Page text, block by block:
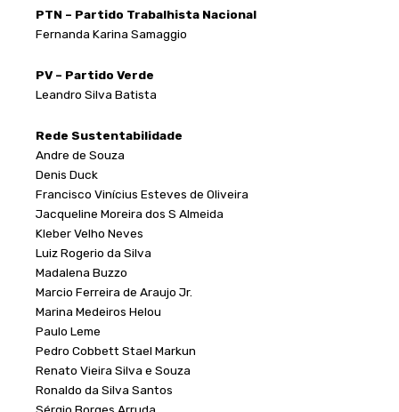
PTN – Partido Trabalhista Nacional
Fernanda Karina Samaggio
PV – Partido Verde
Leandro Silva Batista
Rede Sustentabilidade
Andre de Souza
Denis Duck
Francisco Vinícius Esteves de Oliveira
Jacqueline Moreira dos S Almeida
Kleber Velho Neves
Luiz Rogerio da Silva
Madalena Buzzo
Marcio Ferreira de Araujo Jr.
Marina Medeiros Helou
Paulo Leme
Pedro Cobbett Stael Markun
Renato Vieira Silva e Souza
Ronaldo da Silva Santos
Sérgio Borges Arruda